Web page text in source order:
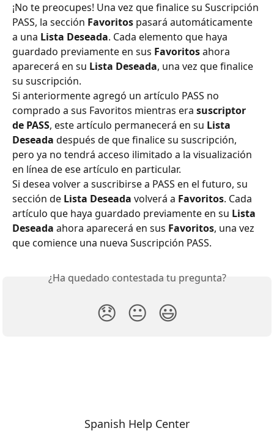
¡No te preocupes! Una vez que finalice su Suscripción
PASS, la sección Favoritos pasará automáticamente
a una Lista Deseada. Cada elemento que haya
guardado previamente en sus Favoritos ahora
aparecerá en su Lista Deseada, una vez que finalice
su suscripción.
Si anteriormente agregó un artículo PASS no
comprado a sus Favoritos mientras era suscriptor
de PASS, este artículo permanecerá en su Lista
Deseada después de que finalice su suscripción,
pero ya no tendrá acceso ilimitado a la visualización
en línea de ese artículo en particular.
Si desea volver a suscribirse a PASS en el futuro, su
sección de Lista Deseada volverá a Favoritos. Cada
artículo que haya guardado previamente en su Lista
Deseada ahora aparecerá en sus Favoritos, una vez
que comience una nueva Suscripción PASS.
¿Ha quedado contestada tu pregunta?
😞 😐 😃
Spanish Help Center